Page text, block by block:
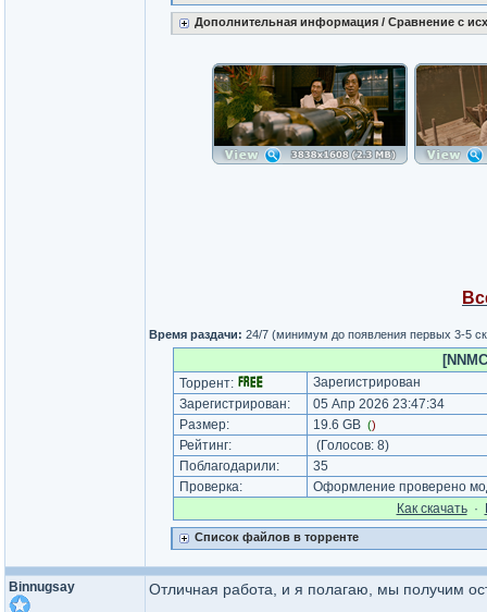
Дополнительная информация / Сравнение с
Время раздачи: 24/7 (минимум до появления первых 3-5
Торрент:
Зарегистрирован
Зарегистрирован:
05 Апр 2026 23:47:34
Размер:
19.6 GB ()
Рейтинг: (Голосов: 8)
Поблагодарили:
35
Проверка:
Оформление проверено
Как cкачать·
Список файлов в торренте
Binnugsay Отличная работа, и я полагаю, мы получим